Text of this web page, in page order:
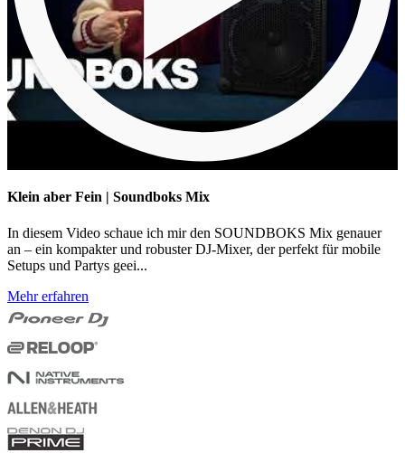
Klein aber Fein | Soundboks Mix
In diesem Video schaue ich mir den SOUNDBOKS Mix genauer
an – ein kompakter und robuster DJ-Mixer, der perfekt für mobile
Setups und Partys geei...
Mehr erfahren